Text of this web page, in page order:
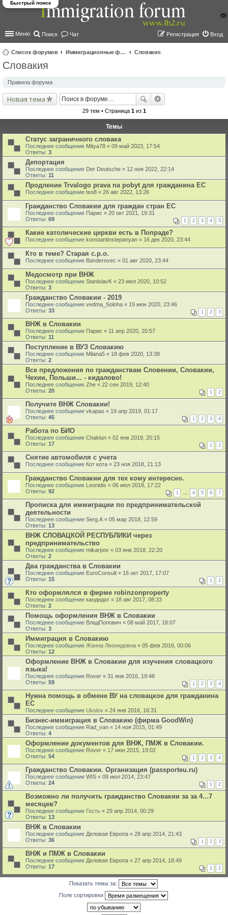
Меню Поиск Чат Вход
Регистрация
Список форумов Иммиграционные форумы | Immigration forums
Словакия
Быстрый поиск
Словакия
Правила форума
Новая тема
29 тем • Страница 1из 1
Темы
Статус заграничного словака
Последнее сообщение Mitya78 « 09 май 2023, 17:54
Ответы: 3
Депортация
Последнее сообщение Der Deutsche « 12 ноя 2022, 22:14
Ответы: 11
Продление Trvalogo prava na pobyt для гражданина ЕС
Последнее сообщение teo8 « 26 авг 2022, 13:26
Гражданство Словакии для граждан стран ЕС
Последнее сообщение Парис « 20 окт 2021, 19:31
Ответы: 69 1 2 3 4 5
Какие католические церкви есть в Попраде?
Последнее сообщение konstantinstepanyan « 16 дек 2020, 23:44
Кто в теме? Старая с.р.о.
Последнее сообщение Banderovec « 01 авг 2020, 23:44
Медосмотр при ВНЖ
Последнее сообщение StanislavK « 23 июл 2020, 10:52
Ответы: 3
Гражданство Словакии - 2019
Последнее сообщение vedma_Soloha « 19 июн 2020, 23:46
Ответы: 33 1 2 3
ВНЖ в Cловакии
Последнее сообщение Парис « 11 апр 2020, 20:57
Ответы: 11
Поступление в ВУЗ Словакию
Последнее сообщение Milana5 « 18 фев 2020, 13:38
Ответы: 2
Все предложения по гражданствам Словении, Словакии,
Чехии, Польши... - кидалово!
Последнее сообщение Zhe « 22 сен 2019, 12:40
Ответы: 20 1 2
Получите ВНЖ Словакии!
Последнее сообщение vkapas « 19 апр 2019, 01:17
Ответы: 45 1 2 3 4
Работа по БИО
Последнее сообщение Chaklun « 02 янв 2019, 20:15
Ответы: 17 1 2
Снятие автомобиля с учета
Последнее сообщение Кот кота « 23 ноя 2018, 21:13
Гражданство Словакии для тех кому интересно.
Последнее сообщение Leonidis « 06 июл 2018, 17:22
Ответы: 92 1 … 4 5 6 7
Прописка для иммиграции по предпринимательской
деятельности
Последнее сообщение Serg.A « 05 мар 2018, 12:59
Ответы: 13
ВНЖ СЛОВАЦКОЙ РЕСПУБЛИКИ через
предпринимательство
Последнее сообщение mikarpov « 03 янв 2018, 22:20
Ответы: 2
Два гражданства в Словакии
Последнее сообщение EuroConsult « 16 окт 2017, 17:07
Ответы: 15 1 2
Кто оформлялся в фирме robinzonproperty
Последнее сообщение кандидат « 18 авг 2017, 08:33
Ответы: 2
Помощь оформления ВНЖ в Словакии
Последнее сообщение ВладПопович « 08 май 2017, 18:07
Ответы: 3
Иммиграция в Словакию
Последнее сообщение Жанна Леонидовна « 05 фев 2016, 00:06
Ответы: 12
Оформление ВНЖ в Словакии для изучения словацкого
языка!
Последнее сообщение Rover « 31 янв 2016, 19:48
Ответы: 59 1 2 3 4
Нужна помощь в обмене ВУ на словацкое для гражданина
ЕС
Последнее сообщение Ukslov « 24 янв 2016, 16:31
Бизнес-иммиграция в Словакию (фирма GoodWin)
Последнее сообщение Rad_van « 14 ноя 2015, 01:49
Ответы: 4
Оформление документов для ВНЖ, ПМЖ в Словакии.
Последнее сообщение Rover « 17 июн 2015, 19:02
Ответы: 54 1 2 3 4
Гражданство Словакии. Организация (passporteu.ru)
Последнее сообщение WIS « 09 июл 2014, 23:47
Ответы: 24 1 2
Возможно ли получить гражданство Словакии за за 4...7
месяцев?
Последнее сообщение Гость « 29 апр 2014, 00:29
Ответы: 13
ВНЖ в Словакии
Последнее сообщение Деловая Европа « 28 апр 2014, 21:43
Ответы: 36 1 2 3
ВНЖ и ПМЖ в Словакии
Последнее сообщение Деловая Европа « 27 апр 2014, 18:49
Ответы: 17 1 2
Показать темы за:
Поле сортировки